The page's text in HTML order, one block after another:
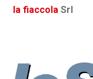
la fiaccola Srl